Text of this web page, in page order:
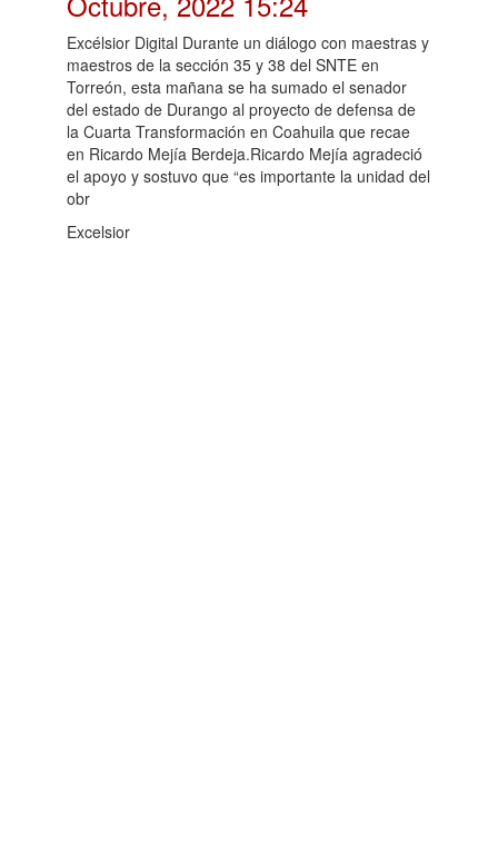
Excélsior Digital Durante un diálogo con maestras y
maestros de la sección 35 y 38 del SNTE en
Torreón, esta mañana se ha sumado el senador
del estado de Durango al proyecto de defensa de
la Cuarta Transformación en Coahuila que recae
en Ricardo Mejía Berdeja.Ricardo Mejía agradeció
el apoyo y sostuvo que “es importante la unidad del
obr
Excelsior